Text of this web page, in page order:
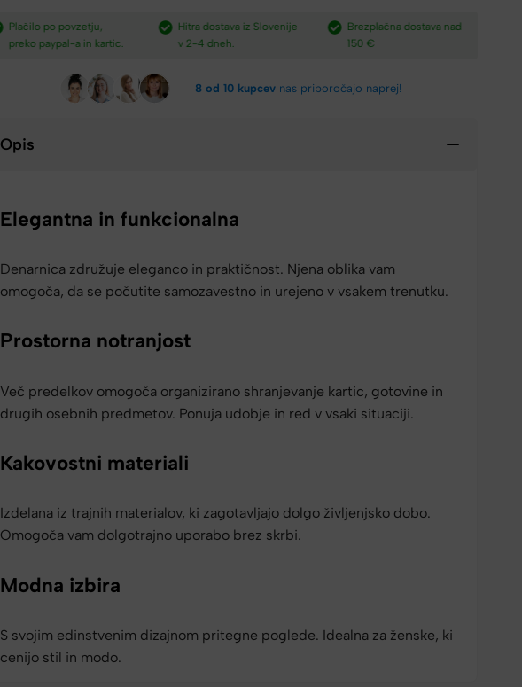
Hitra dostava iz Slovenije
v 2-4 dneh.​
Brezplačna dostava nad
150 €​
Plačilo po povzetju,
preko paypal-a in kartic.​
8 od 10 kupcevnas priporočajo naprej!
Opis
Elegantna in funkcionalna
Denarnica združuje eleganco in praktičnost. Njena oblika vam
omogoča, da se počutite samozavestno in urejeno v vsakem trenutku.
Prostorna notranjost
Več predelkov omogoča organizirano shranjevanje kartic, gotovine in
drugih osebnih predmetov. Ponuja udobje in red v vsaki situaciji.
Kakovostni materiali
Izdelana iz trajnih materialov, ki zagotavljajo dolgo življenjsko dobo.
Omogoča vam dolgotrajno uporabo brez skrbi.
Modna izbira
S svojim edinstvenim dizajnom pritegne poglede. Idealna za ženske, ki
cenijo stil in modo.